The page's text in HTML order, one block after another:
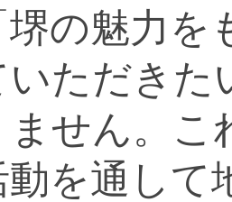
堺の魅力を
いただきた
ません。こ
動を通して